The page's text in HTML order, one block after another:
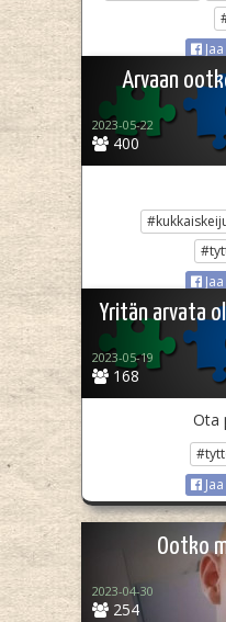
Jaa
Arvaan
400
2023-05-22
Jaa
Yritän arvata
168
2023-05-19
Ota
Jaa
Ootko
254
2023-04-30